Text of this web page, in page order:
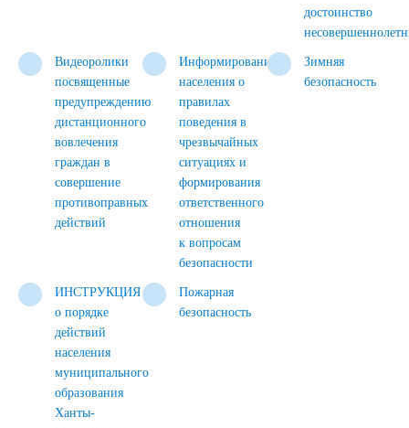
достоинство
Видеоролики
посвященные
предупреждению
дистанционного
вовлечения
граждан в
совершение
противоправных
действий
Информирования
населения о
правилах
поведения в
чрезвычайных
ситуациях и
формирования
ответственного
отношения
к вопросам
безопасности
Зимняя
безопасность
ИНСТРУКЦИЯ
о порядке
действий
населения
муниципального
образования
Ханты-
Пожарная
безопасность